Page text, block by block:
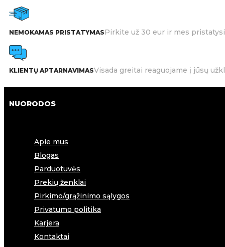
NEMOKAMAS PRISTATYMASPirkite už 30 eur ir mes
KLIENTŲ APTARNAVIMASVisada greitai reaguojame į jūsų
NUORODOS
Apie mus
Blogas
Parduotuvės
Prekių ženklai
Pirkimo/grąžinimo sąlygos
Privatumo politika
Karjera
Kontaktai